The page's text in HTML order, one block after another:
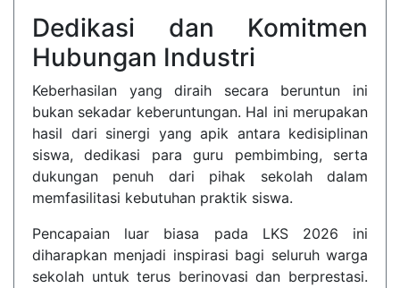
Dedikasi dan Komitmen
Hubungan Industri
Keberhasilan yang diraih secara beruntun ini
bukan sekadar keberuntungan. Hal ini merupakan
hasil dari sinergi yang apik antara kedisiplinan
siswa, dedikasi para guru pembimbing, serta
dukungan penuh dari pihak sekolah dalam
memfasilitasi kebutuhan praktik siswa.
Pencapaian luar biasa pada LKS 2026 ini
diharapkan menjadi inspirasi bagi seluruh warga
sekolah untuk terus berinovasi dan berprestasi.